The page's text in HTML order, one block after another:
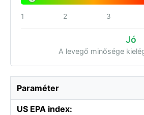
1 2 3
Jó
A levegő minősége
Paraméter
US EPA index: